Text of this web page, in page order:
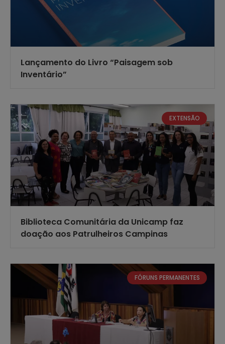
Lançamento do Livro “Paisagem sob
Inventário”
EXTENSÃO
Biblioteca Comunitária da Unicamp faz
doação aos Patrulheiros Campinas
FÓRUNS PERMANENTES